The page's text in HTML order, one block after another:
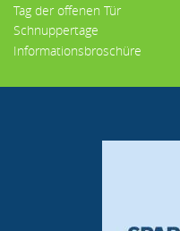
Tag der offenen Tür
Schnuppertage
Informationsbroschüre